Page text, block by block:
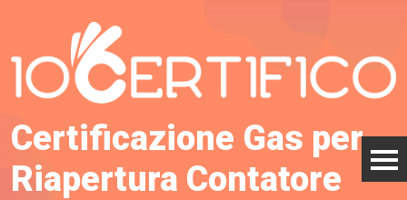
Certificazione Gas per
Riapertura Contatore